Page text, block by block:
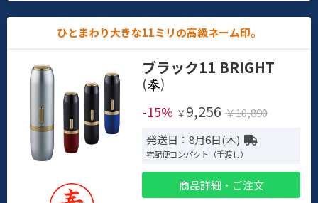
ひとまわり大きな11ミリの高級ネーム印。
ブラック11 BRIGHT
(
)
-15% ￥ 9,256 ￥10,890
発送日：8月6日(木)
宅配便コンパクト（手渡し）
商品詳細・ご注文